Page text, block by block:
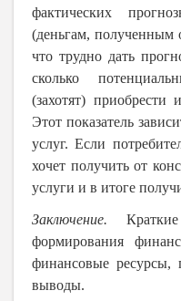
фактических
(деньгам, полученным
что трудно дать
сколько
(захотят)
Этот показатель
услуг. Если
хочет получить от
услуги и в итоге
Заключение. Краткие
формирования
финансовые ресурсы,
выводы.